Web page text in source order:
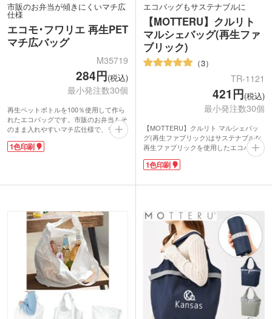
市販のお弁当が傾きにくいマチ広
仕様
エコモ･フワリエ 再生PET
マチ広バッグ
M35719
284円(税込)
最小発注数30個
再生ペットボトルを100％使用して作ら
れたエコバッグです。市販のお弁当もそ
のまま入れやすいマチ広仕様で、ランチ
タイムや仕事帰りのお買い物で活躍しま
す。使用後は洗濯できるので衛生的で
バッグ本体に1色印刷できるので、PR効
カードの景品などにいかがでしょうか。
1色印刷
エコバッグもサステナブルに
【MOTTERU】クルリト
マルシェバッグ(再生ファ
ブリック)
3
TR-1121
421円(税込)
最小発注数30個
【MOTTERU】クルリト マルシェバッ
グ(再生ファブリック)はサステナブルな
再生ファブリックを使用したエコバッ
グ。大人気マルシェ型で、ナチュラルな
風合いの生地感がおしゃれな印象です。
ら作られているため、染色工程がなく
さばるものもラクラク入れられる丸底タ
イプ。使わないときにはくるっと折りた
たんでコンパクトにまとめられます。
1色印刷での名入れが可能です。SDGs
のキャンペーンノベルティや、アパレル
ショップや雑貨店での周年記念品・オリ
ジナルグッズ製作にいかがでしょうか。
1色印刷